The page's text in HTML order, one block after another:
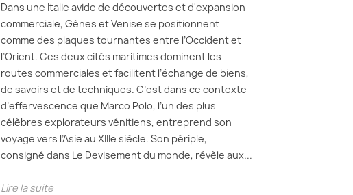
Dans une Italie avide de découvertes et d'expansion
commerciale, Gênes et Venise se positionnent
comme des plaques tournantes entre l’Occident et
l’Orient. Ces deux cités maritimes dominent les
routes commerciales et facilitent l’échange de biens,
de savoirs et de techniques. C’est dans ce contexte
d’effervescence que Marco Polo, l’un des plus
célèbres explorateurs vénitiens, entreprend son
voyage vers l’Asie au XIIIe siècle. Son périple,
consigné dans Le Devisement du monde, révèle aux...
Lire la suite